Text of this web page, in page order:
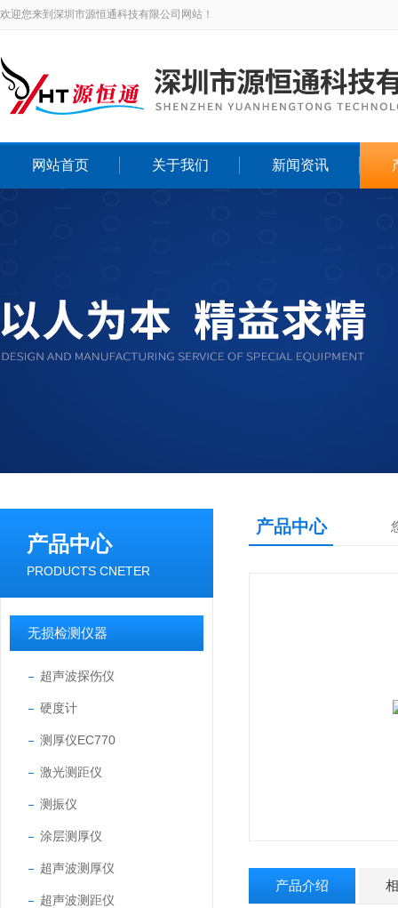
欢迎您来到深圳市源恒通科技有限公司网站！
网站首页 关于我们 新闻资讯
产品中心
PRODUCTS CNETER
无损检测仪器
超声波探伤仪
硬度计
测厚仪EC770
激光测距仪
测振仪
涂层测厚仪
超声波测厚仪
超声波测距仪
产品中心
产品介绍